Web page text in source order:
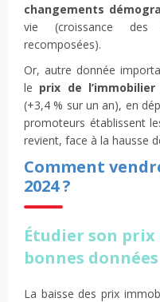
changements
vie (croissance des
recomposées).
Or, autre donnée
le prix de
(+3,4 % sur un an), en
promoteurs établissent
revient, face à la hausse
Comment
2024 ?
Étudier son prix
bonnes données
La baisse des prix